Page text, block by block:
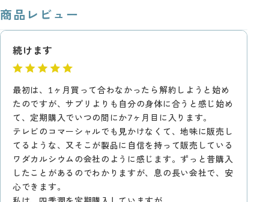
商品レビュー
続けます
最初は、1ヶ月買って合わなかったら解約しようと始め
たのですが、サプリよりも自分の身体に合うと感じ始め
て、定期購入でいつの間にか7ヶ月目に入ります。
テレビのコマーシャルでも見かけなくて、地味に販売し
てるような、又そこが製品に自信を持って販売している
ワダカルシウムの会社のように感じます。ずっと昔購入
したことがあるのでわかりますが、息の長い会社で、安
心できます。